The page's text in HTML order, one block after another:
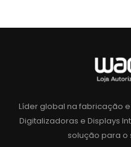
Líder global na fabricação
Digitalizadoras e Displays
solução para o